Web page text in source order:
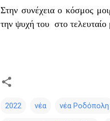
Στην συνέχεια ο κόσμος
την ψυχή του στο τελευταίο
2022 νέα νέα Ροδόπολη